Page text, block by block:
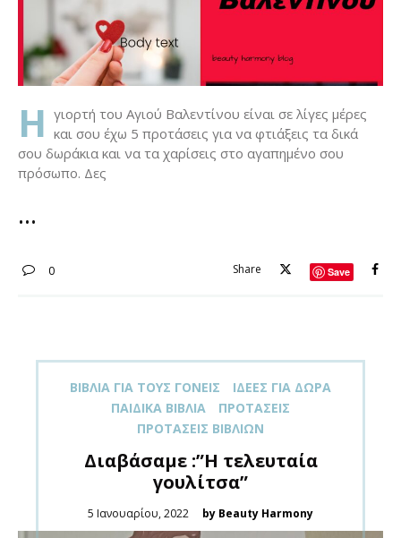
Η γιορτή του Αγιού Βαλεντίνου είναι σε λίγες μέρες
και σου έχω 5 προτάσεις για να φτιάξεις τα δικά
σου δωράκια και να τα χαρίσεις στο αγαπημένο σου
πρόσωπο. Δες
0 Share Save
ΒΙΒΛΊΑ ΓΙΑ ΤΟΥΣ ΓΟΝΕΊΣ
ΙΔΈΕΣ ΓΙΑ ΔΏΡΑ
ΠΑΙΔΙΚΆ ΒΙΒΛΊΑ
ΠΡΟΤΆΣΕΙΣ
ΠΡΟΤΆΣΕΙΣ ΒΙΒΛΊΩΝ
Διαβάσαμε :”Η τελευταία
γουλίτσα”
Posted
5 Ιανουαρίου, 2022 by Beauty Harmony